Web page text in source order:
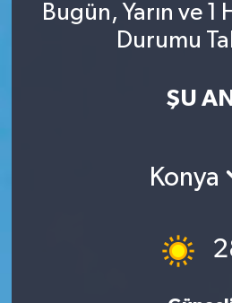
Bugün, Yarın ve 1
Durumu
ŞU AN
Konya
Tüm Manşetler